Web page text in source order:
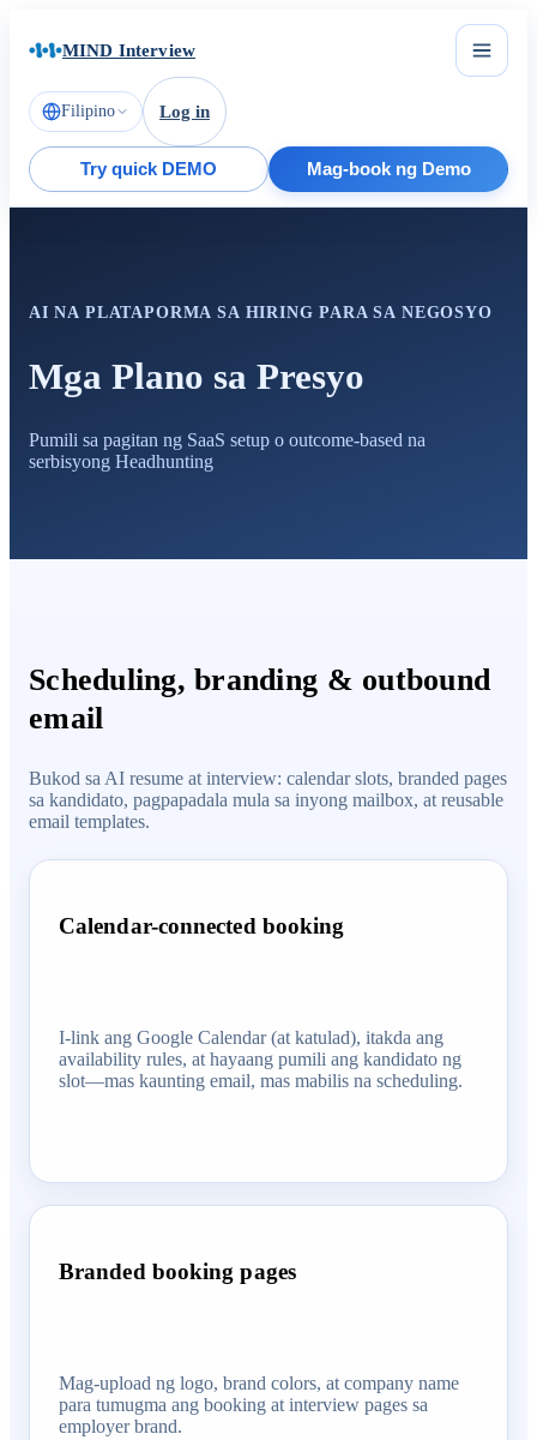
MIND Interview
Filipino Log in
Try quick DEMO Mag-book ng Demo
AI NA PLATAPORMA SA HIRING PARA SA NEGOSYO
Mga Plano sa Presyo
Pumili sa pagitan ng SaaS setup o outcome-based na
serbisyong Headhunting
Scheduling, branding & outbound
email
Bukod sa AI resume at interview: calendar slots, branded pages
sa kandidato, pagpapadala mula sa inyong mailbox, at reusable
email templates.
Calendar-connected booking
I-link ang Google Calendar (at katulad), itakda ang
availability rules, at hayaang pumili ang kandidato ng
slot—mas kaunting email, mas mabilis na scheduling.
Branded booking pages
Mag-upload ng logo, brand colors, at company name
para tumugma ang booking at interview pages sa
employer brand.